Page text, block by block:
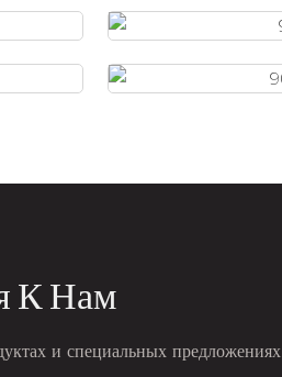
К Нам
и ​​специальных предложениях.